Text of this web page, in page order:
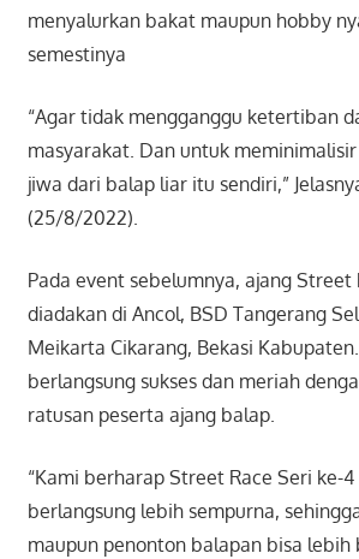
menyalurkan bakat maupun hobby
semestinya
“Agar tidak mengganggu ketertiban
masyarakat. Dan untuk
jiwa dari balap liar itu sendiri,”
(25/8/2022).
Pada event sebelumnya, ajang Street
diadakan di Ancol, BSD Tangerang
Meikarta Cikarang, Bekasi
berlangsung sukses dan meriah
ratusan peserta ajang balap.
“Kami berharap Street Race Seri ke-
berlangsung lebih sempurna,
maupun penonton balapan bisa lebih